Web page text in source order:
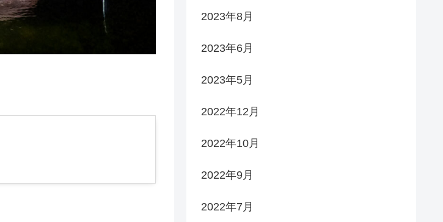
2023年8月
2023年6月
2023年5月
2022年12月
2022年10月
2022年9月
2022年7月